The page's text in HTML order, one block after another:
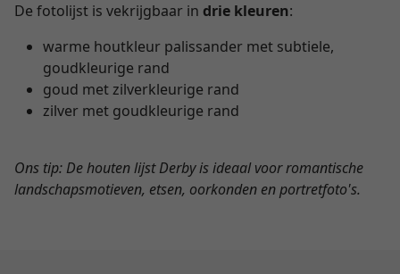
De fotolijst is vekrijgbaar in drie kleuren:
warme houtkleur palissander met subtiele,
goudkleurige rand
goud met zilverkleurige rand
zilver met goudkleurige rand
Ons tip: De houten lijst Derby is ideaal voor romantische
landschapsmotieven, etsen, oorkonden en portretfoto's.